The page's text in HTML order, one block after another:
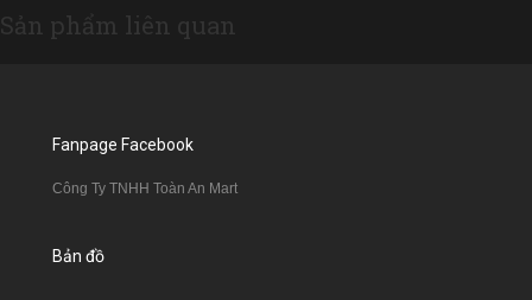
Sản phẩm liên quan
Fanpage Facebook
Công Ty TNHH Toàn An Mart
Bản đồ